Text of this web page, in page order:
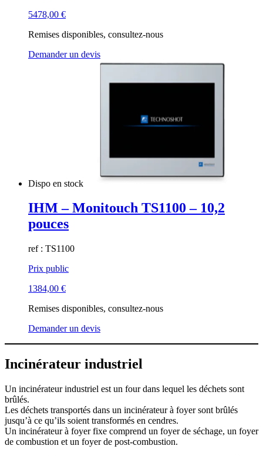
5478,00 €
Remises disponibles, consultez-nous
Demander un devis
Dispo en stock
IHM – Monitouch TS1100 – 10,2
pouces
ref : TS1100
Prix public
1384,00 €
Remises disponibles, consultez-nous
Demander un devis
Incinérateur industriel
Un incinérateur industriel est un four dans lequel les déchets sont
brûlés.
Les déchets transportés dans un incinérateur à foyer sont brûlés
jusqu’à ce qu’ils soient transformés en cendres.
Un incinérateur à foyer fixe comprend un foyer de séchage, un foyer
de combustion et un foyer de post-combustion.